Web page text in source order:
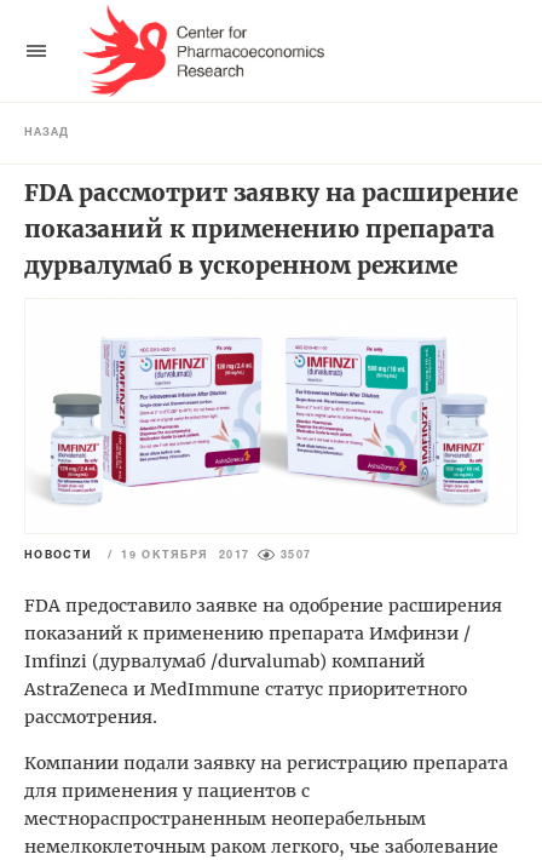
НАЗАД
FDA рассмотрит заявку на расширение
показаний к применению препарата
дурвалумаб в ускоренном режиме
НОВОСТИ / 19 ОКТЯБРЯ 2017 3507
FDA предоставило заявке на одобрение расширения
показаний к применению препарата Имфинзи /
Imfinzi (дурвалумаб /durvalumab) компаний
AstraZeneca и MedImmune статус приоритетного
рассмотрения.
Компании подали заявку на регистрацию препарата
для применения у пациентов с
местнораспространенным неоперабельным
немелкоклеточным раком легкого, чье заболевание